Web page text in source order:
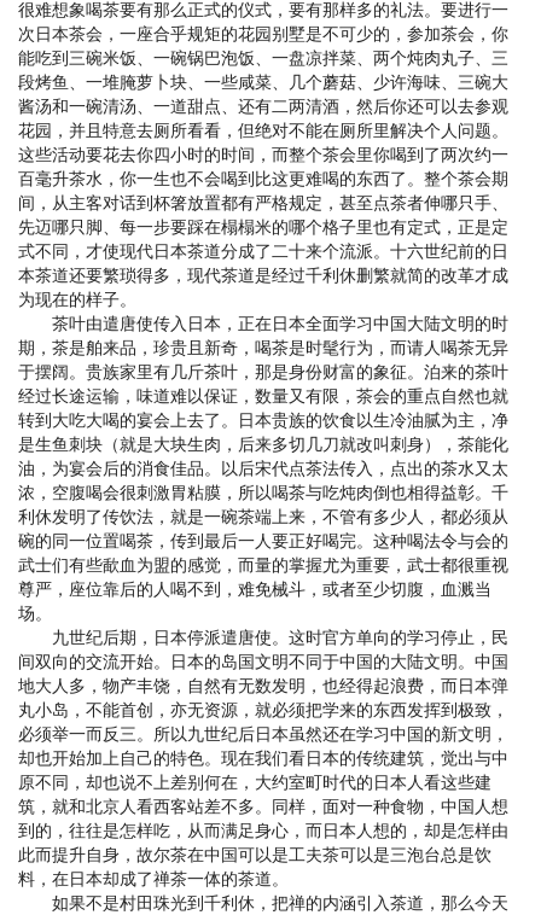
很难想象喝茶要有那么正式的仪式，要有那样多的礼法。要进行一
次日本茶会，一座合乎规矩的花园别墅是不可少的，参加茶会，你
能吃到三碗米饭、一碗锅巴泡饭、一盘凉拌菜、两个炖肉丸子、三
段烤鱼、一堆腌萝卜块、一些咸菜、几个蘑菇、少许海味、三碗大
酱汤和一碗清汤、一道甜点、还有二两清酒，然后你还可以去参观
花园，并且特意去厕所看看，但绝对不能在厕所里解决个人问题。
这些活动要花去你四小时的时间，而整个茶会里你喝到了两次约一
百毫升茶水，你一生也不会喝到比这更难喝的东西了。整个茶会期
间，从主客对话到杯箸放置都有严格规定，甚至点茶者伸哪只手、
先迈哪只脚、每一步要踩在榻榻米的哪个格子里也有定式，正是定
式不同，才使现代日本茶道分成了二十来个流派。十六世纪前的日
本茶道还要繁琐得多，现代茶道是经过千利休删繁就简的改革才成
为现在的样子。
茶叶由遣唐使传入日本，正在日本全面学习中国大陆文明的时
期，茶是舶来品，珍贵且新奇，喝茶是时髦行为，而请人喝茶无异
于摆阔。贵族家里有几斤茶叶，那是身份财富的象征。泊来的茶叶
经过长途运输，味道难以保证，数量又有限，茶会的重点自然也就
转到大吃大喝的宴会上去了。日本贵族的饮食以生冷油腻为主，净
是生鱼刺块（就是大块生肉，后来多切几刀就改叫刺身），茶能化
油，为宴会后的消食佳品。以后宋代点茶法传入，点出的茶水又太
浓，空腹喝会很刺激胃粘膜，所以喝茶与吃炖肉倒也相得益彰。千
利休发明了传饮法，就是一碗茶端上来，不管有多少人，都必须从
碗的同一位置喝茶，传到最后一人要正好喝完。这种喝法令与会的
武士们有些歃血为盟的感觉，而量的掌握尤为重要，武士都很重视
尊严，座位靠后的人喝不到，难免械斗，或者至少切腹，血溅当
场。
九世纪后期，日本停派遣唐使。这时官方单向的学习停止，民
间双向的交流开始。日本的岛国文明不同于中国的大陆文明。中国
地大人多，物产丰饶，自然有无数发明，也经得起浪费，而日本弹
丸小岛，不能首创，亦无资源，就必须把学来的东西发挥到极致，
必须举一而反三。所以九世纪后日本虽然还在学习中国的新文明，
却也开始加上自己的特色。现在我们看日本的传统建筑，觉出与中
原不同，却也说不上差别何在，大约室町时代的日本人看这些建
筑，就和北京人看西客站差不多。同样，面对一种食物，中国人想
到的，往往是怎样吃，从而满足身心，而日本人想的，却是怎样由
此而提升自身，故尔茶在中国可以是工夫茶可以是三泡台总是饮
料，在日本却成了禅茶一体的茶道。
如果不是村田珠光到千利休，把禅的内涵引入茶道，那么今天